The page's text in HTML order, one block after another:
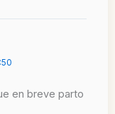
en breve parto